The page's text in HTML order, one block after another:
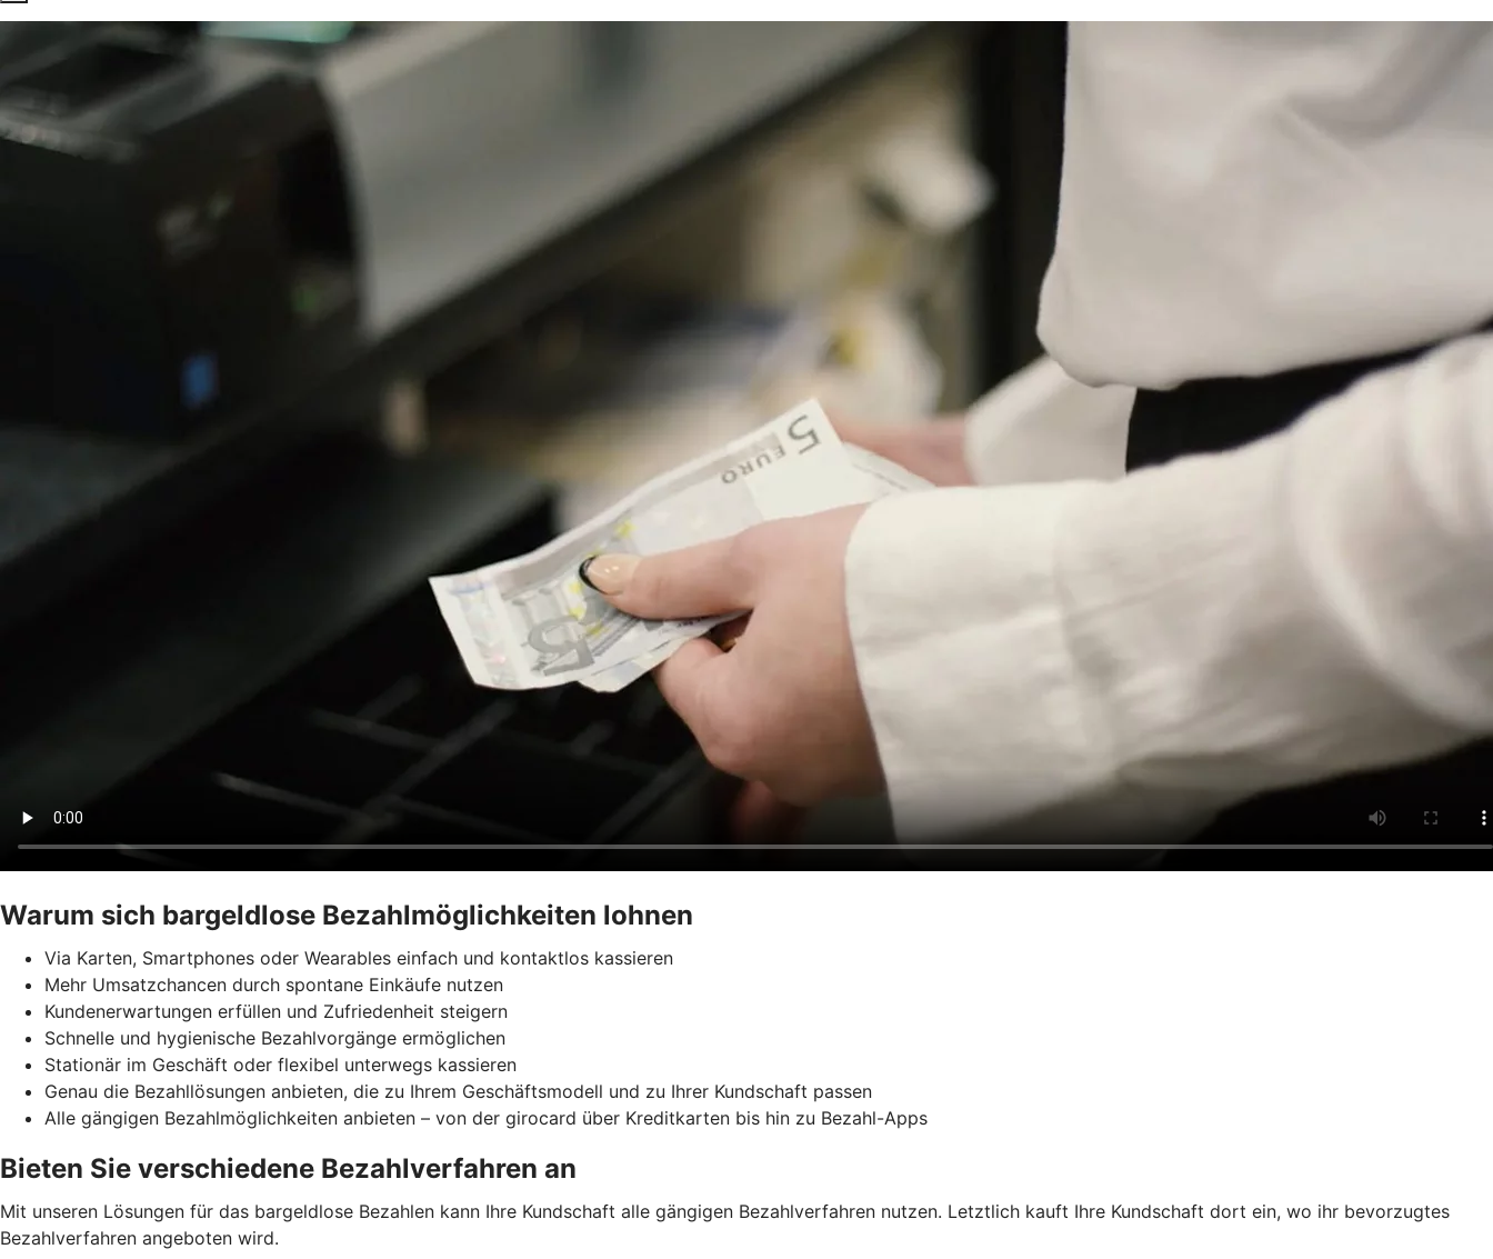
Warum sich bargeldlose Bezahlmöglichkeiten lohnen
Via Karten, Smartphones oder Wearables einfach und kontaktlos kassieren
Mehr Umsatzchancen durch spontane Einkäufe nutzen
Kundenerwartungen erfüllen und Zufriedenheit steigern
Schnelle und hygienische Bezahlvorgänge ermöglichen
Stationär im Geschäft oder flexibel unterwegs kassieren
Genau die Bezahllösungen anbieten, die zu Ihrem Geschäftsmodell und zu Ihrer Kundschaft passen
Alle gängigen Bezahlmöglichkeiten anbieten – von der girocard über Kreditkarten bis hin zu Bezahl-Apps
Bieten Sie verschiedene Bezahlverfahren an
Mit unseren Lösungen für das bargeldlose Bezahlen kann Ihre Kundschaft alle gängigen Bezahlverfahren nutzen. Letztlich kauft Ihre Kundschaft dort ein, wo ihr bevorzugtes
Bezahlverfahren angeboten wird.